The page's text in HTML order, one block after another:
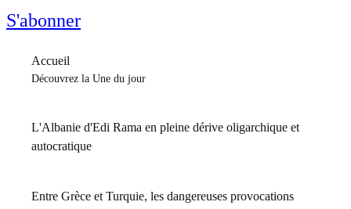
S'abonner
Accueil
Découvrez la Une du jour
L'Albanie d'Edi Rama en pleine dérive oligarchique et
autocratique
Entre Grèce et Turquie, les dangereuses provocations